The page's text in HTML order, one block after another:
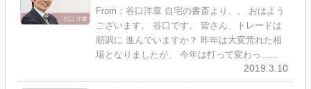
From：谷口洋章 自宅の書斎より、、 おはよう
ございます。 谷口です。 皆さん、トレードは
順調に 進んでいますか？ 昨年は大変荒れた相
場となりましたが、 今年は打って変わっ……
2019.3.10